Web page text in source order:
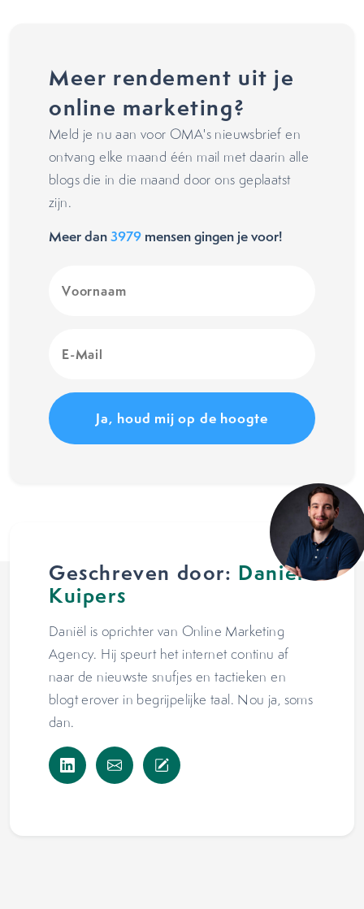
Meer rendement uit je
online marketing?
Meld je nu aan voor OMA's nieuwsbrief en
ontvang elke maand één mail met daarin alle
blogs die in die maand door ons geplaatst
zijn.
Meer dan3979 mensen gingen je voor!
(Vereist)
Mail
Geschreven door: Daniël
Kuipers
Daniël is oprichter van Online Marketing
Agency. Hij speurt het internet continu af
naar de nieuwste snufjes en tactieken en
blogt erover in begrijpelijke taal. Nou ja, soms
dan.